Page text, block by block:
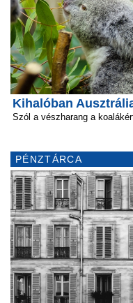
Kihalóban
Szól a vészharang a
PÉNZTÁRCA